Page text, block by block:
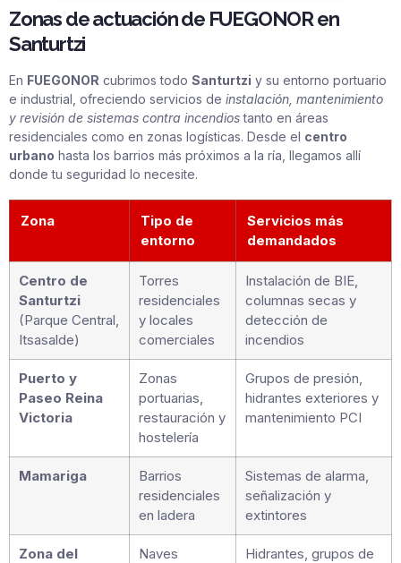
Zonas de actuación de FUEGONOR en
Santurtzi
En FUEGONOR cubrimos todo Santurtzi y su entorno portuario
e industrial, ofreciendo servicios de instalación, mantenimiento
y revisión de sistemas contra incendiostanto en áreas
residenciales como en zonas logísticas. Desde el centro
urbano hasta los barrios más próximos a la ría, llegamos allí
donde tu seguridad lo necesite.
Zona
Tipo de
entorno
Servicios más
demandados
Centro de
Santurtzi
(Parque Central,
Itsasalde)
Torres
residenciales
y locales
comerciales
Instalación de BIE,
columnas secas y
detección de
incendios
Puerto y
Paseo Reina
Victoria
Zonas
portuarias,
restauración y
hostelería
Grupos de presión,
hidrantes exteriores y
mantenimiento PCI
Mamariga
Barrios
residenciales
en ladera
Sistemas de alarma,
señalización y
extintores
Zona del
Naves
Hidrantes, grupos de